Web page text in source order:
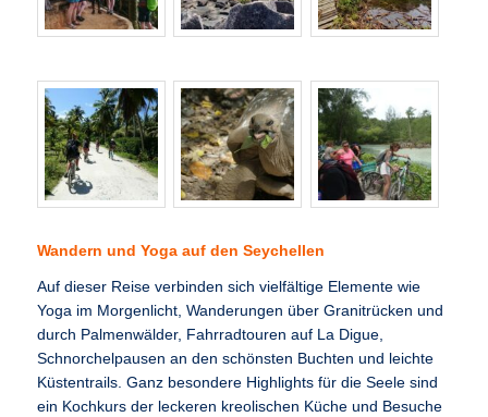
Wandern und Yoga auf den Seychellen
Auf dieser Reise verbinden sich vielfältige Elemente wie
Yoga im Morgenlicht, Wanderungen über Granitrücken und
durch Palmenwälder, Fahrradtouren auf La Digue,
Schnorchelpausen an den schönsten Buchten und leichte
Küstentrails. Ganz besondere Highlights für die Seele sind
ein Kochkurs der leckeren kreolischen Küche und Besuche